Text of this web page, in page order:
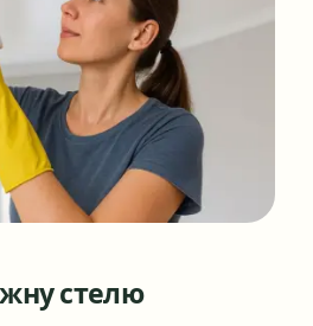
стелю